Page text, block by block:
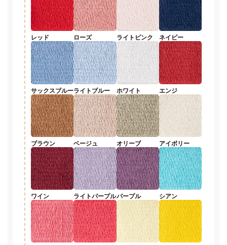
レッド ローズ ライトピンク ネイビー
サックスブルーライトブルー ホワイト エンジ
ブラウン ベージュ オリーブ アイボリー
ワイン ライトパープルパープル シアン